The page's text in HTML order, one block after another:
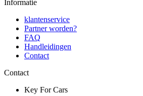
Informatie
klantenservice
Partner worden?
FAQ
Handleidingen
Contact
Contact
Key For Cars